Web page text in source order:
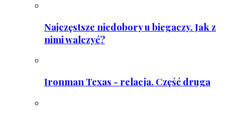
Najczęstsze niedobory u biegaczy. Jak z
nimi walczyć?
Ironman Texas - relacja. Część druga